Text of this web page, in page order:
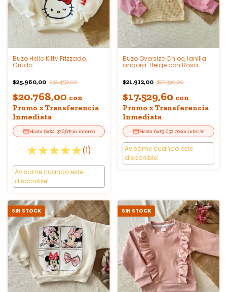
Buzo Hello Kitty Frizzado,
Crudo
$25.960,00 $32.450,00
$20.768,00 con
Promo x Transferencia
Inmediata
6x$4.326,67sin interés
(1)
Avisame cuando este
disponible!
Buzo Oversize Chloe, lanilla
angora. Beige con Rosa
$21.912,00 $27.390,00
$17.529,60 con
Promo x Transferencia
Inmediata
6x$3.652,00sin interés
Avisame cuando este
disponible!
SIN STOCK SIN STOCK